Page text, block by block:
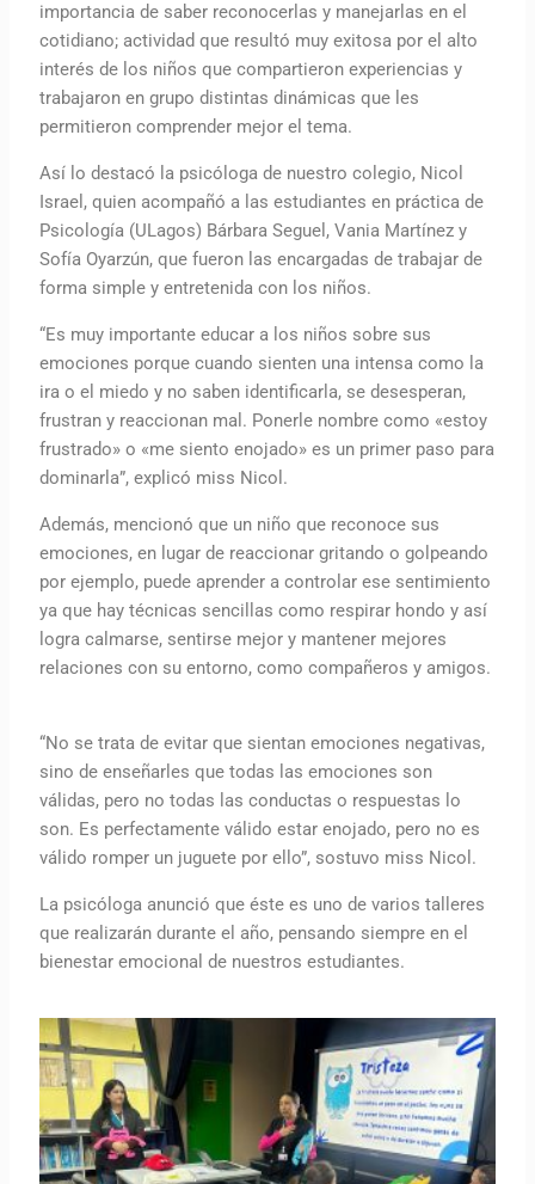
importancia de saber reconocerlas y manejarlas en el
cotidiano; actividad que resultó muy exitosa por el alto
interés de los niños que compartieron experiencias y
trabajaron en grupo distintas dinámicas que les
permitieron comprender mejor el tema.
Así lo destacó la psicóloga de nuestro colegio, Nicol
Israel, quien acompañó a las estudiantes en práctica de
Psicología (ULagos) Bárbara Seguel, Vania Martínez y
Sofía Oyarzún, que fueron las encargadas de trabajar de
forma simple y entretenida con los niños.
“Es muy importante educar a los niños sobre sus
emociones porque cuando sienten una intensa como la
ira o el miedo y no saben identificarla, se desesperan,
frustran y reaccionan mal. Ponerle nombre como «estoy
frustrado» o «me siento enojado» es un primer paso para
dominarla”, explicó miss Nicol.
Además, mencionó que un niño que reconoce sus
emociones, en lugar de reaccionar gritando o golpeando
por ejemplo, puede aprender a controlar ese sentimiento
ya que hay técnicas sencillas como respirar hondo y así
logra calmarse, sentirse mejor y mantener mejores
relaciones con su entorno, como compañeros y amigos.
“No se trata de evitar que sientan emociones negativas,
sino de enseñarles que todas las emociones son
válidas, pero no todas las conductas o respuestas lo
son. Es perfectamente válido estar enojado, pero no es
válido romper un juguete por ello”, sostuvo miss Nicol.
La psicóloga anunció que éste es uno de varios talleres
que realizarán durante el año, pensando siempre en el
bienestar emocional de nuestros estudiantes.